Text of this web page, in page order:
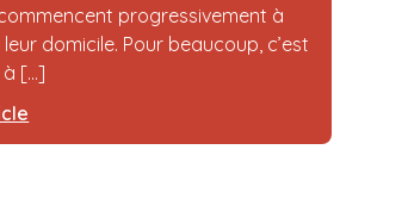
progressivement à
domicile. Pour beaucoup, c’est
[...]